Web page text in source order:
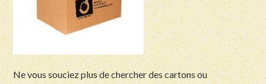
Ne vous souciez plus de chercher des cartons ou